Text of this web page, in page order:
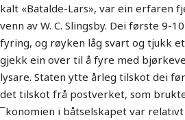
kalt «Batalde-Lars», var ein erfaren
venn av W. C. Slingsby. Dei første 9-
fyring, og røyken låg svart og tjukk
gjekk ein over til å fyre med
lysare. Staten ytte årleg tilskot dei
det tilskot frå postverket, som
¯konomien i båtselskapet var